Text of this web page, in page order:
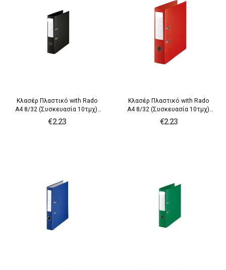
Κλασέρ Πλαστικό with Rado
A4 8/32 (Συσκευασία 10τμχ)-
Μαύρο, Τεμάχιο
€2.23
Κλασέρ Πλαστικό with Rado
A4 8/32 (Συσκευασία 10τμχ)-
Κόκκινο, Τεμάχιο
€2.23